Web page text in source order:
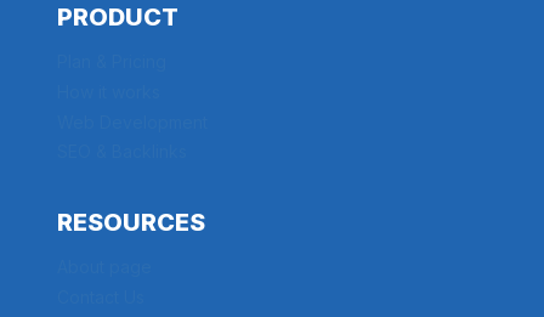
PRODUCT
RESOURCES